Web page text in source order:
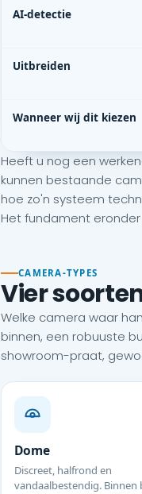
AI-detectie
Uitbreiden
Wanneer wij dit kiezen
Heeft u nog een
kunnen bestaande
hoe zo'n systeem
Het fundament
CAMERA-TYPES
Vier
Welke camera waar
binnen, een robuuste
showroom-praat,
Dome
Discreet, halfrond en
vandaalbestendig. Binnen